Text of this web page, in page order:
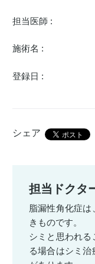
担当医師 :
施術名 :
登録日 :
シェア
担当ドクタ
脂漏性角化症
きものです。
シミと思われる
る場合はシミ